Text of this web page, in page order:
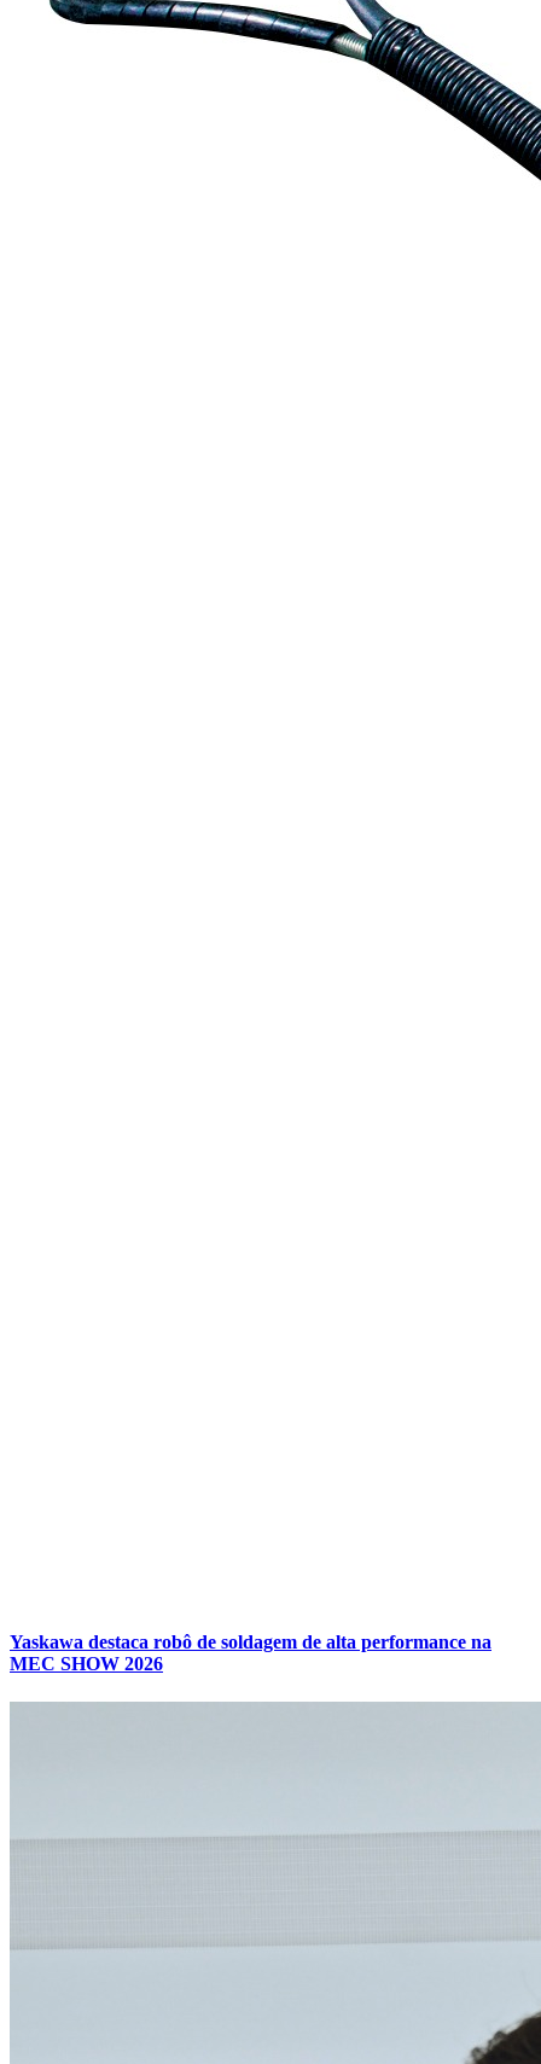
Yaskawa destaca robô de soldagem de alta performance na
MEC SHOW 2026